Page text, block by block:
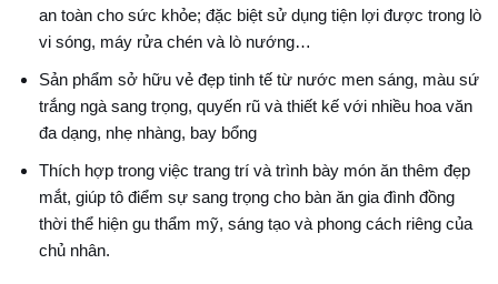
an toàn cho sức khỏe; đặc biệt sử dụng tiện lợi được trong lò
vi sóng, máy rửa chén và lò nướng…
Sản phẩm sở hữu vẻ đẹp tinh tế từ nước men sáng, màu sứ
trắng ngà sang trọng, quyến rũ và thiết kế với nhiều hoa văn
đa dạng, nhẹ nhàng, bay bổng
Thích hợp trong việc trang trí và trình bày món ăn thêm đẹp
mắt, giúp tô điểm sự sang trọng cho bàn ăn gia đình đồng
thời thể hiện gu thẩm mỹ, sáng tạo và phong cách riêng của
chủ nhân.